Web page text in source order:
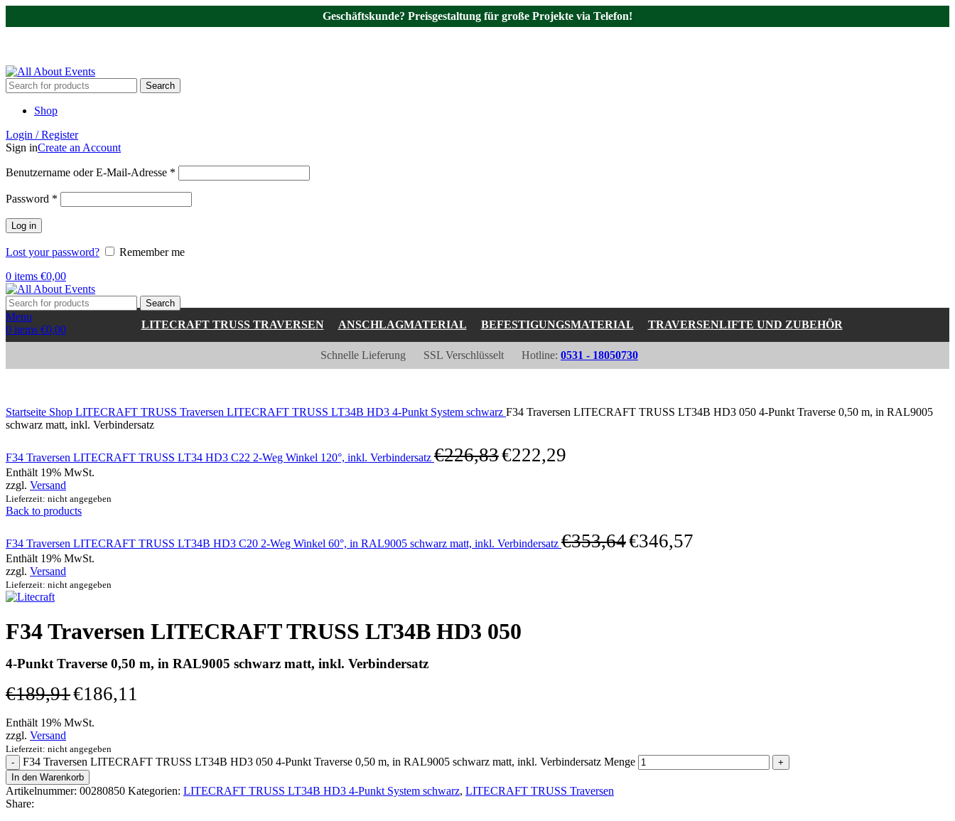
Geschäftskunde? Preisgestaltung für große Projekte via Telefon!
Search
Shop
Login / Register
Sign inCreate an Account
Benutzername oder E-Mail-Adresse *
Password *
Log in
Lost your password?
Remember me
0 items €0,00
Search
Menu
0 items €0,00 LITECRAFT TRUSS TRAVERSEN ANSCHLAGMATERIAL BEFESTIGUNGSMATERIAL TRAVERSENLIFTE UND ZUBEHÖR
Schnelle Lieferung SSL Verschlüsselt Hotline: 0531 - 18050730
Startseite Shop LITECRAFT TRUSS Traversen LITECRAFT TRUSS LT34B HD3 4-Punkt System schwarz F34 Traversen LITECRAFT TRUSS LT34B HD3 050 4-Punkt Traverse 0,50 m, in RAL9005
schwarz matt, inkl. Verbindersatz
F34 Traversen LITECRAFT TRUSS LT34 HD3 C22 2-Weg Winkel 120°, inkl. Verbindersatz €226,83€222,29
Enthält 19% MwSt.
zzgl. Versand
Lieferzeit: nicht angegeben
Back to products
F34 Traversen LITECRAFT TRUSS LT34B HD3 C20 2-Weg Winkel 60°, in RAL9005 schwarz matt, inkl. Verbindersatz €353,64€346,57
Enthält 19% MwSt.
zzgl. Versand
Lieferzeit: nicht angegeben
F34 Traversen LITECRAFT TRUSS LT34B HD3 050
4-Punkt Traverse 0,50 m, in RAL9005 schwarz matt, inkl. Verbindersatz
€189,91€186,11
Enthält 19% MwSt.
zzgl. Versand
Lieferzeit: nicht angegeben
F34 Traversen LITECRAFT TRUSS LT34B HD3 050 4-Punkt Traverse 0,50 m, in RAL9005 schwarz matt, inkl. Verbindersatz Menge
In den Warenkorb
Artikelnummer: 00280850 Kategorien: LITECRAFT TRUSS LT34B HD3 4-Punkt System schwarz, LITECRAFT TRUSS Traversen
Share: